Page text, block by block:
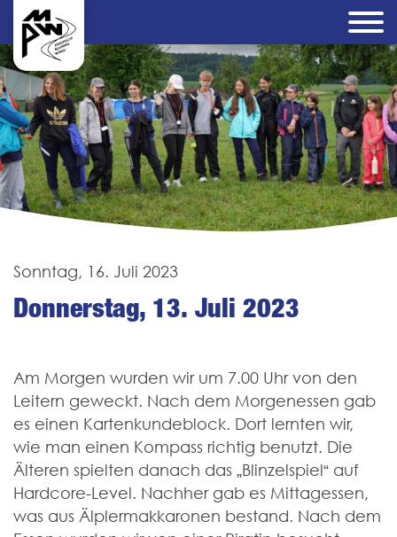
Sonntag, 16. Juli 2023
Donnerstag, 13. Juli 2023
Am Morgen wurden wir um 7.00 Uhr von den
Leitern geweckt. Nach dem Morgenessen gab
es einen Kartenkundeblock. Dort lernten wir,
wie man einen Kompass richtig benutzt. Die
Älteren spielten danach das „Blinzelspiel“ auf
Hardcore-Level. Nachher gab es Mittagessen,
was aus Älplermakkaronen bestand. Nach dem